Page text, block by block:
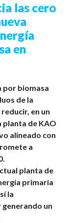
las cero
en
por biomasa
de la
en un
planta de KAO
alineado con
a
planta de
primaria
la
un